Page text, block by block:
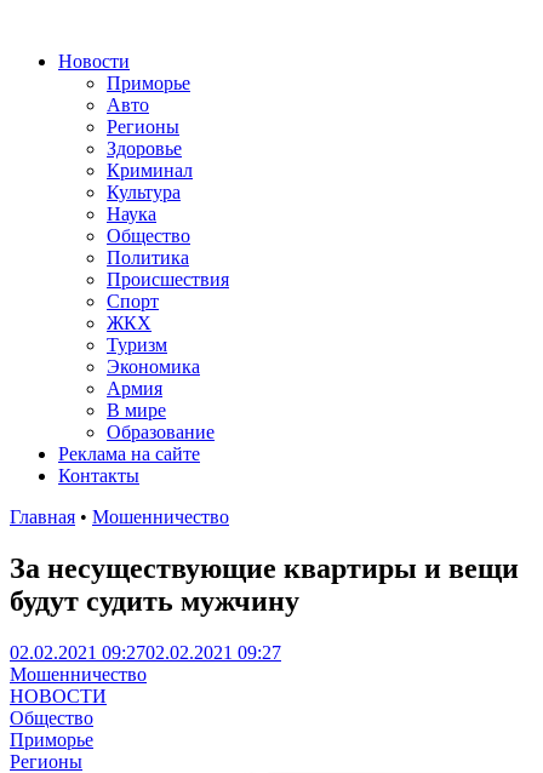
Новости
Приморье
Авто
Регионы
Здоровье
Криминал
Культура
Наука
Общество
Политика
Происшествия
Спорт
ЖКХ
Туризм
Экономика
Армия
В мире
Образование
Реклама на сайте
Контакты
Главная • Мошенничество
За несуществующие квартиры и вещи
будут судить мужчину
02.02.2021 09:2702.02.2021 09:27
Мошенничество
НОВОСТИ
Общество
Приморье
Регионы